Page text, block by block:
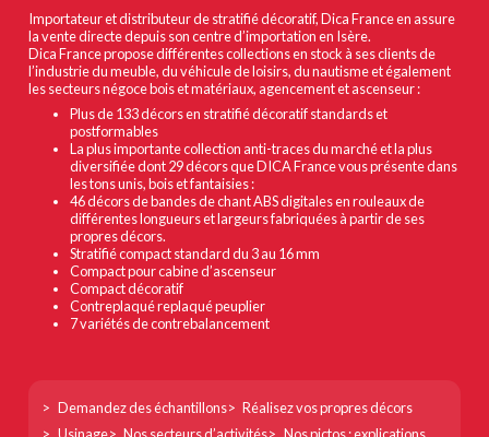
Importateur et distributeur de stratifié décoratif, Dica France en assure
la vente directe depuis son centre d’importation en Isère.
Dica France propose différentes collections en stock à ses clients de
l’industrie du meuble, du véhicule de loisirs, du nautisme et également
les secteurs négoce bois et matériaux, agencement et ascenseur :
Plus de 133 décors en stratifié décoratif standards et
postformables
La plus importante collection anti-traces du marché et la plus
diversifiée dont 29 décors que DICA France vous présente dans
les tons unis, bois et fantaisies :
46 décors de bandes de chant ABS digitales en rouleaux de
différentes longueurs et largeurs fabriquées à partir de ses
propres décors.
Stratifié compact standard du 3 au 16 mm
Compact pour cabine d’ascenseur
Compact décoratif
Contreplaqué replaqué peuplier
7 variétés de contrebalancement
Footer
col
Demandez des échantillons
Réalisez vos propres décors
Usinage
Nos secteurs d’activités
Nos pictos : explications